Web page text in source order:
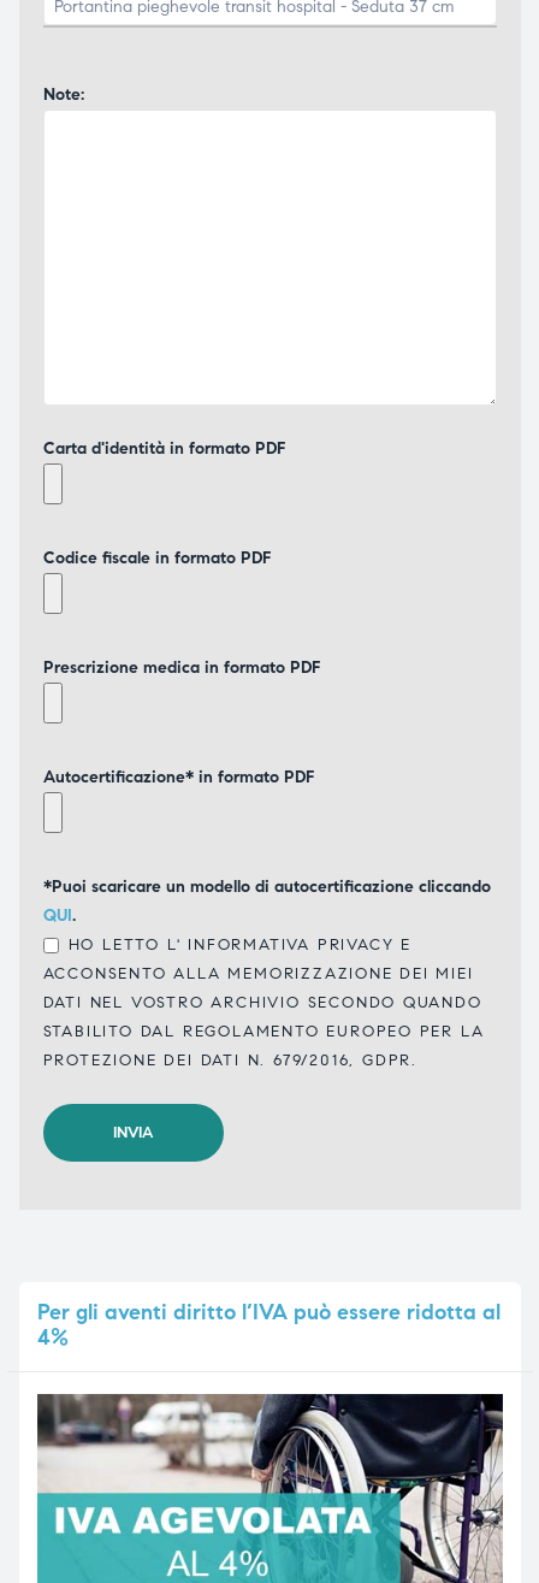
Note:
Carta d'identità in formato PDF
Codice fiscale in formato PDF
Prescrizione medica in formato PDF
Autocertificazione* in formato PDF
*Puoi scaricare un modello di autocertificazione cliccando
QUI.
HO LETTO L' INFORMATIVA PRIVACY E
ACCONSENTO ALLA MEMORIZZAZIONE DEI MIEI
DATI NEL VOSTRO ARCHIVIO SECONDO QUANDO
STABILITO DAL REGOLAMENTO EUROPEO PER LA
PROTEZIONE DEI DATI N. 679/2016, GDPR.
Pergli aventi diritto l’IVA può essere ridotta al
4%